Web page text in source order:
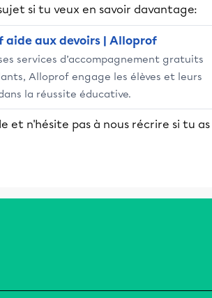
si tu veux en savoir davantage:
aide aux devoirs | Alloprof
services d’accompagnement gratuits
Alloprof engage les élèves et leurs
la réussite éducative.
et n'hésite pas à nous récrire si tu as